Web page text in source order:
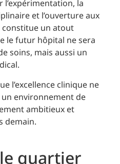
l’expérimentation, la
et l’ouverture aux
un atout
le futur hôpital ne sera
soins, mais aussi un
l’excellence clinique ne
environnement de
ambitieux et
demain.
quartier